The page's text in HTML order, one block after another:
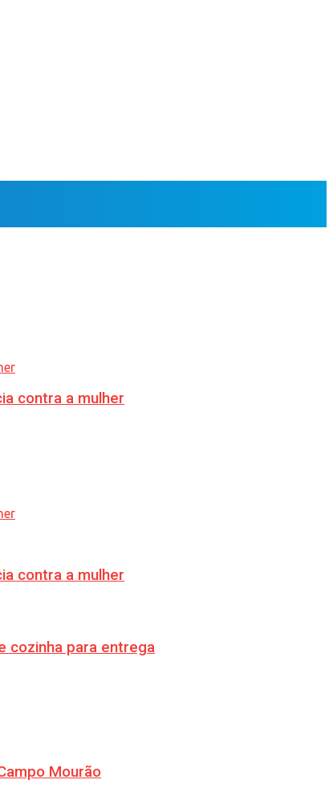
contra a mulher
contra a mulher
cozinha para entrega
Mourão